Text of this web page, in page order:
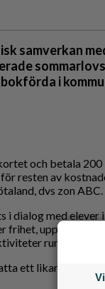
samverkan
i
och betala
resten av
dvs zon ABC.
i dialog med
frihet, uppmuntrar
runt om i
ett likartat beslut.